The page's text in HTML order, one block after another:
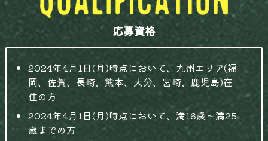
応募資格
2024年4月1日(月)時点において、九州エリア(福
岡、佐賀、長崎、熊本、大分、宮崎、鹿児島)在
住の方
2024年4月1日(月)時点において、満16歳〜満25
歳までの方